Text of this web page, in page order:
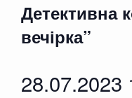
Детективна
вечірка”
28.07.2023